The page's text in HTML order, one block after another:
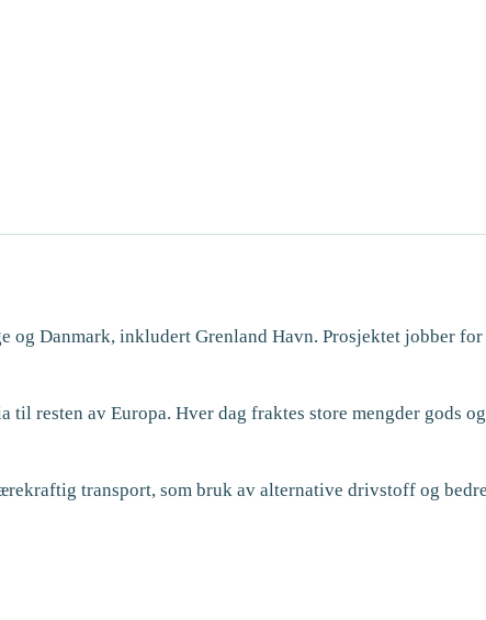
og Danmark, inkludert Grenland Havn. Prosjektet jobber
resten av Europa. Hver dag fraktes store mengder gods
transport, som bruk av alternative drivstoff og